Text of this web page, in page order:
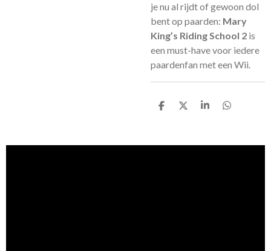
je nu al rijdt of gewoon dol
bent op paarden: Mary
King’s Riding School 2 is
een must-have voor iedere
paardenfan met een Wii.
D
n
D
S
e
D
n